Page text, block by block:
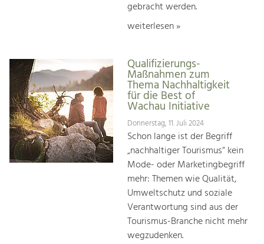
gebracht werden.
weiterlesen »
Qualifizierungs-
Maßnahmen zum
Thema Nachhaltigkeit
für die Best of
Wachau Initiative
Donnerstag, 11. Juli 2024
Schon lange ist der Begriff
„nachhaltiger Tourismus“ kein
Mode- oder Marketingbegriff
mehr: Themen wie Qualität,
Umweltschutz und soziale
Verantwortung sind aus der
Tourismus-Branche nicht mehr
wegzudenken.